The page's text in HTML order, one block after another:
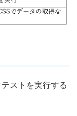
ストを実行する